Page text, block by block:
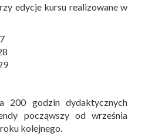
edycje kursu realizowane w
200 godzin dydaktycznych
począwszy od września
kolejnego.